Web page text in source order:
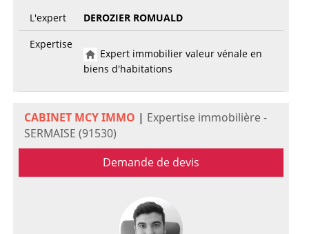
L'expert
DEROZIER ROMUALD
Expertise
Expert immobilier valeur vénale en
biens d'habitations
CABINET MCY IMMO | Expertise immobilière -
SERMAISE (91530)
Demande de devis